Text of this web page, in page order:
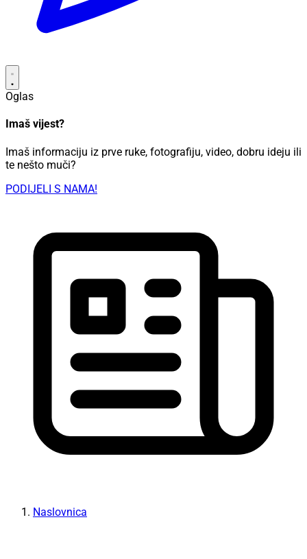
Oglas
Imaš vijest?
Imaš informaciju iz prve ruke, fotografiju, video, dobru ideju ili
te nešto muči?
PODIJELI S NAMA!
Naslovnica